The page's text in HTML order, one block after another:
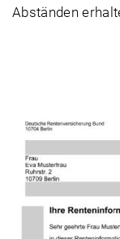
Abständen